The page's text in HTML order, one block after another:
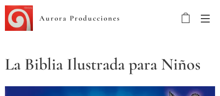
Aurora Producciones
La Biblia Ilustrada para Niños